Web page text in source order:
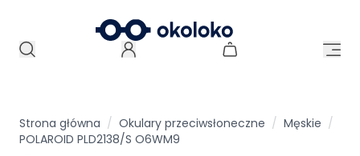
Strona główna / Okulary przeciwsłoneczne / Męskie /
POLAROID PLD2138/S O6WM9